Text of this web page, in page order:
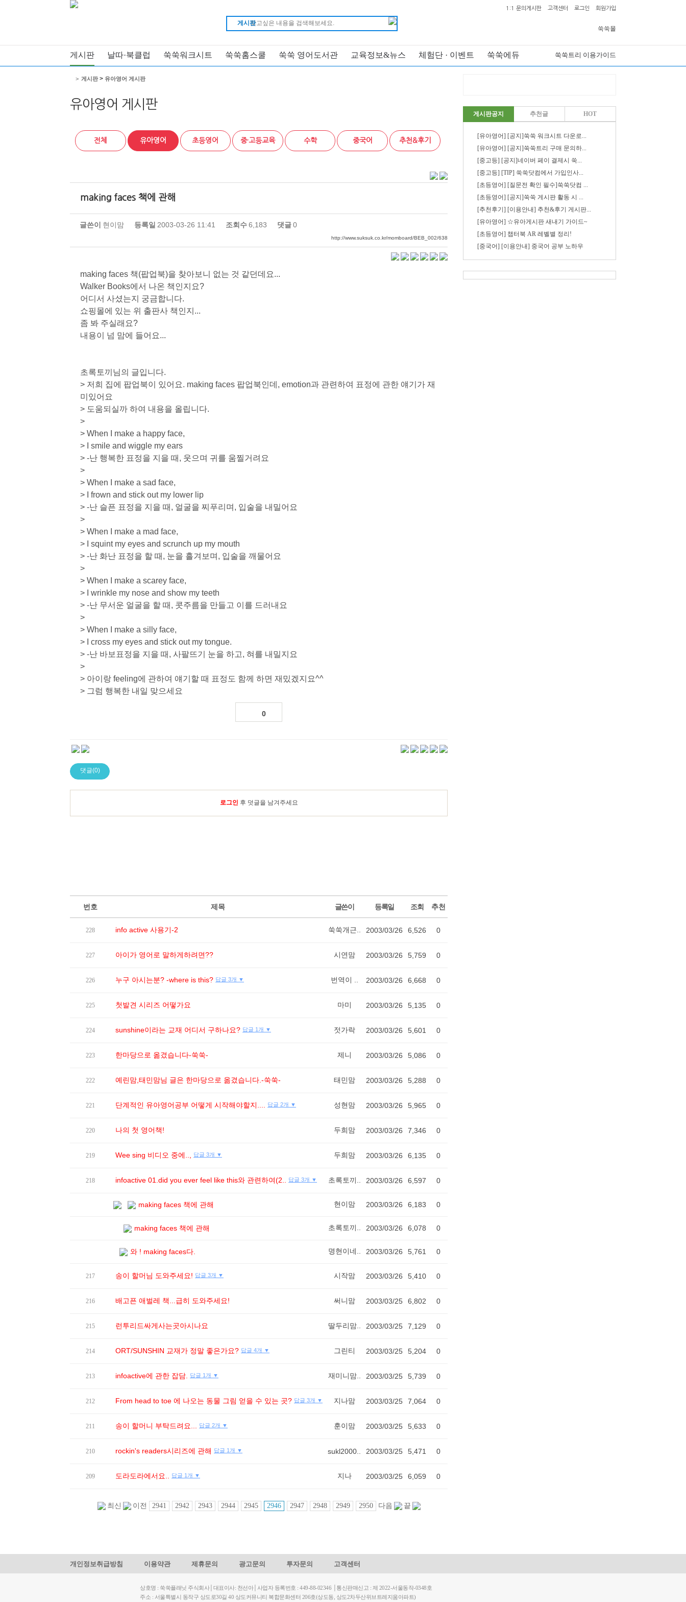
게시판
1:1 문의게시판 고객센터 로그인 회원가입
쑥쑥몰
게시판 날따·북클럽 쑥쑥워크시트 쑥쑥홈스쿨 쑥쑥 영어도서관 교육정보&뉴스 체험단 · 이벤트 쑥쑥에듀 쑥쑥트리 이용가이드
유아영어 게시판
> 게시판> 유아영어 게시판
전체 유아영어 초등영어 중·고등교육 수학 중국어 추천&후기
making faces 책에 관해
글쓴이 현이맘 등록일 2003-03-26 11:41 조회수6,183 댓글0
http://www.suksuk.co.kr/momboard/BEB_002/638
making faces 책(팝업북)을 찾아보니 없는 것 같던데요...
Walker Books에서 나온 책인지요?
어디서 사셨는지 궁금합니다.
쇼핑몰에 있는 위 출판사 책인지...
좀 봐 주실래요?
내용이 넘 맘에 들어요...
초록토끼님의 글입니다.
> 저희 집에 팝업북이 있어요. making faces 팝업북인데, emotion과 관련하여 표정에 관한 얘기가 재
미있어요
> 도움되실까 하여 내용을 올립니다.
>
> When I make a happy face,
> I smile and wiggle my ears
> -난 행복한 표정을 지을 때, 웃으며 귀를 움찔거려요
>
> When I make a sad face,
> I frown and stick out my lower lip
> -난 슬픈 표정을 지을 때, 얼굴을 찌푸리며, 입술을 내밀어요
>
> When I make a mad face,
> I squint my eyes and scrunch up my mouth
> -난 화난 표정을 할 때, 눈을 흘겨보며, 입술을 깨물어요
>
> When I make a scarey face,
> I wrinkle my nose and show my teeth
> -난 무서운 얼굴을 할 때, 콧주름을 만들고 이를 드러내요
>
> When I make a silly face,
> I cross my eyes and stick out my tongue.
> -난 바보표정을 지을 때, 사팔뜨기 눈을 하고, 혀를 내밀지요
>
> 아이랑 feeling에 관하여 얘기할 때 표정도 함께 하면 재밌겠지요^^
> 그럼 행복한 내일 맞으세요
0
댓글(0)
로그인 후 덧글을 남겨주세요
번호 제목 글쓴이 등록일 조회 추천
228 info active 사용기-2 쑥쑥개근.. 2003/03/26 6,526 0
227 아이가 영어로 말하게하려면?? 시연맘 2003/03/26 5,759 0
226 누구 아시는분? -where is this? 답글 3개 ▼ 번역이 .. 2003/03/26 6,668 0
225 첫발견 시리즈 어떻가요 마미 2003/03/26 5,135 0
224 sunshine이라는 교재 어디서 구하나요? 답글 1개 ▼ 젓가락 2003/03/26 5,601 0
223 한마당으로 옮겼습니다-쑥쑥- 제니 2003/03/26 5,086 0
222 예린맘,태민맘님 글은 한마당으로 옮겼습니다.-쑥쑥- 태민맘 2003/03/26 5,288 0
221 단계적인 유아영어공부 어떻게 시작해야할지.... 답글 2개 ▼ 성현맘 2003/03/26 5,965 0
220 나의 첫 영어책! 두희맘 2003/03/26 7,346 0
219 Wee sing 비디오 중에.., 답글 3개 ▼ 두희맘 2003/03/26 6,135 0
218 infoactive 01.did you ever feel like this와 관련하여(2.. 답글 3개 ▼ 초록토끼.. 2003/03/26 6,597 0
making faces 책에 관해 현이맘 2003/03/26 6,183 0
making faces 책에 관해 초록토끼.. 2003/03/26 6,078 0
와 ! making faces다. 명현이네.. 2003/03/26 5,761 0
217 송이 할머님 도와주세요! 답글 3개 ▼ 시작맘 2003/03/26 5,410 0
216 배고픈 애벌레 책...급히 도와주세요! 써니맘 2003/03/25 6,802 0
215 런투리드싸게사는곳아시나요 딸두리맘.. 2003/03/25 7,129 0
214 ORT/SUNSHIN 교재가 정말 좋은가요? 답글 4개 ▼ 그린티 2003/03/25 5,204 0
213 infoactive에 관한 잡담. 답글 1개 ▼ 재미니맘.. 2003/03/25 5,739 0
212 From head to toe 에 나오는 동물 그림 얻을 수 있는 곳? 답글 3개 ▼ 지나맘 2003/03/25 7,064 0
211 송이 할머니 부탁드려요... 답글 2개 ▼ 훈이맘 2003/03/25 5,633 0
210 rockin's readers시리즈에 관해 답글 1개 ▼ sukl2000.. 2003/03/25 5,471 0
209 도라도라에서요.. 답글 1개 ▼ 지나 2003/03/25 6,059 0
최신 이전 2941 2942 2943 2944 2945 2946 2947 2948 2949 2950 다음 끝
게시판공지 추천글 HOT
[유아영어] [공지]쑥쑥 워크시트 다운로...
[유아영어] [공지]쑥쑥트리 구매 문의하...
[중고등] [공지]네이버 페이 결제시 쑥...
[중고등] [TIP] 쑥쑥닷컴에서 가입인사...
[초등영어] [질문전 확인 필수]쑥쑥닷컴 ...
[초등영어] [공지]쑥쑥 게시판 활동 시 ...
[추천후기] [이용안내] 추천&후기 게시판...
[유아영어] ☆유아게시판 새내기 가이드~
[초등영어] 챕터북 AR 레벨별 정리!
[중국어] [이용안내] 중국어 공부 노하우
개인정보취급방침 이용약관 제휴문의 광고문의 투자문의 고객센터
상호명 : 쑥쑥플래닛 주식회사│대표이사: 천선아│사업자 등록번호 : 449-88-02346 │통신판매신고 : 제 2022-서울동작-0348호
주소 : 서울특별시 동작구 상도로30길 40 상도커뮤니티 복합문화센터 206호(상도동, 상도2차두산위브트레지움아파트)